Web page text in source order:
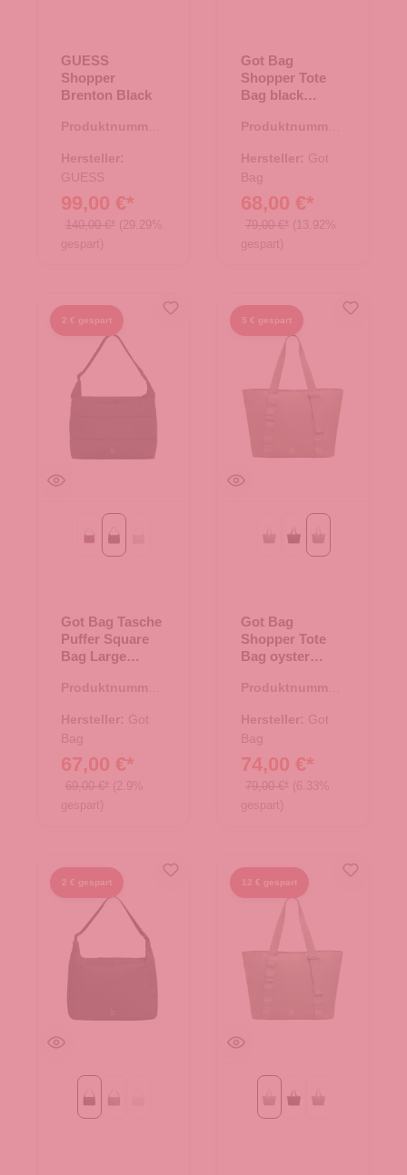
GUESS
Shopper
Brenton Black
Produktnummer:
Hersteller:
GUESS
99,00 €*
140,00 €* (29.29%
gespart)
Got Bag
Shopper Tote
Bag black
Produktnummer:
Hersteller: Got
Bag
68,00 €*
79,00 €* (13.92%
gespart)
2 € gespart
kraken mono
monochrome black
Got Bag Tasche
Puffer Square
Bag Large
black
Produktnummer:
Hersteller: Got
Bag
67,00 €*
69,00 €* (2.9%
gespart)
5 € gespart
bass monochrome
black monochrome
oyster
Got Bag
Shopper Tote
Bag oyster
Produktnummer:
Hersteller: Got
Bag
74,00 €*
79,00 €* (6.33%
gespart)
2 € gespart
black monochrome
monochrome oyster
12 € gespart
bass monochrome
black monochrome
oyster